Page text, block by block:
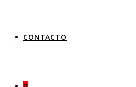
CONTACTO